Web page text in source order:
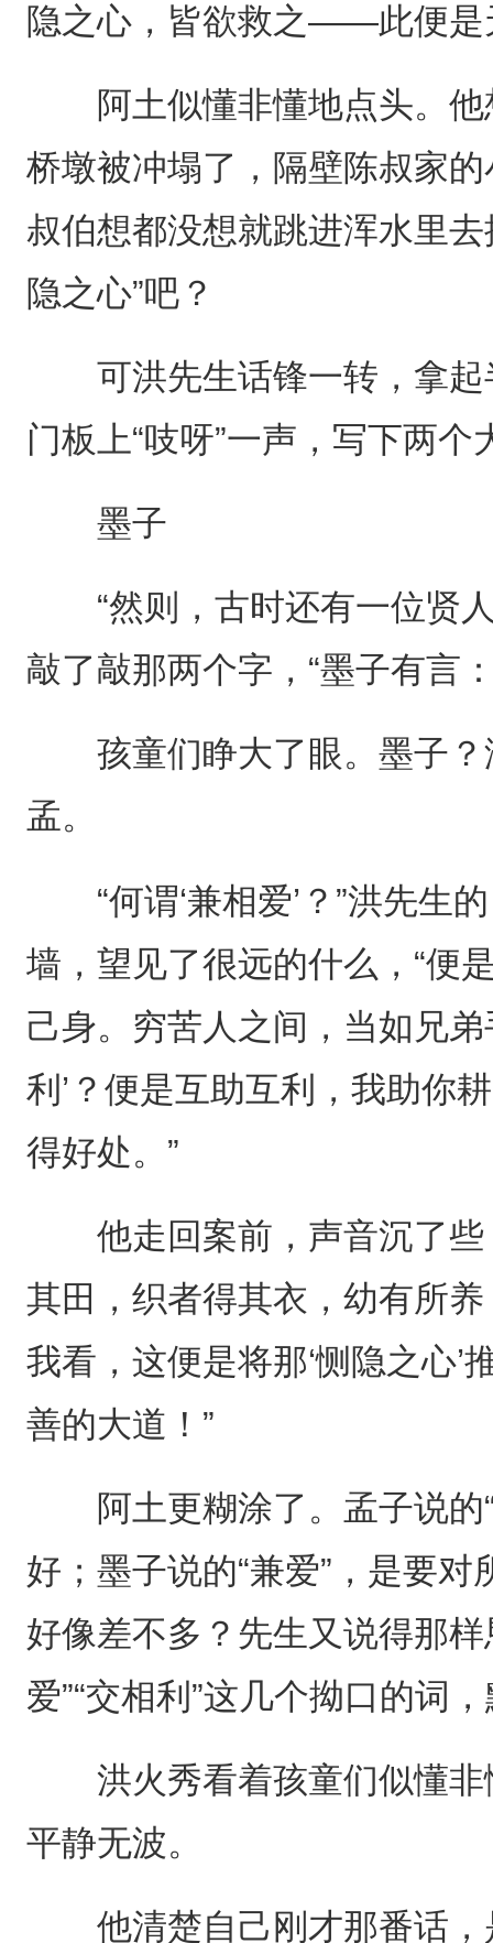
隐之心，皆欲救之——此便是
阿土似懂非懂地点头。他
桥墩被冲塌了，隔壁陈叔家
叔伯想都没想就跳进浑水里
隐之心”吧？
可洪先生话锋一转，拿起
门板上“吱呀”一声，写下两个
墨子
“然则，古时还有一位贤人
敲了敲那两个字，“墨子有言
孩童们睁大了眼。墨子？
孟。
“何谓‘兼相爱’？”洪先生
墙，望见了很远的什么，“便
己身。穷苦人之间，当如兄
利’？便是互助互利，我助你
得好处。”
他走回案前，声音沉了些
其田，织者得其衣，幼有所
我看，这便是将那‘恻隐之心
善的大道！”
阿土更糊涂了。孟子说的“
好；墨子说的“兼爱”，是要
好像差不多？先生又说得那
爱”“交相利”这几个拗口的词
洪火秀看着孩童们似懂非
平静无波。
他清楚自己刚才那番话，